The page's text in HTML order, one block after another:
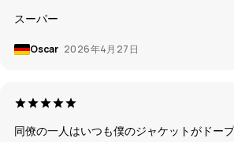
スーパー
Oscar 2026年4月27日
同僚の一人はいつも僕のジャケットがドー